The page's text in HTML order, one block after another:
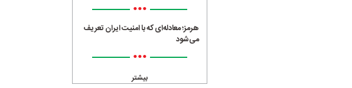
•••
هرمز؛ معادله‌ای که با امنیت ایران تعریف
می‌شود
•••
بیشتر